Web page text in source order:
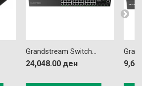
Grandstream Switch...
24,048.00 ден